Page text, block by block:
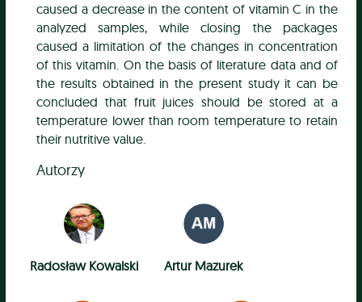
caused a decrease in the content of vitamin C in the
analyzed samples, while closing the packages
caused a limitation of the changes in concentration
of this vitamin. On the basis of literature data and of
the results obtained in the present study it can be
concluded that fruit juices should be stored at a
temperature lower than room temperature to retain
their nutritive value.
Autorzy
Radosław Kowalski Artur Mazurek